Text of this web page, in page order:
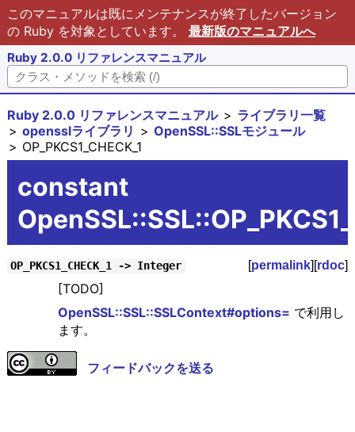
このマニュアルは既にメンテナンスが終了したバージョン
の Ruby を対象としています。 最新版のマニュアルへ
Ruby 2.0.0 リファレンスマニュアル
Ruby 2.0.0 リファレンスマニュアル
ライブラリ一覧
opensslライブラリ
OpenSSL::SSLモジュール
OP_PKCS1_CHECK_1
constant
OP_PKCS1_CHECK_1 -> Integer [permalink][rdoc]
[TODO]
OpenSSL::SSL::SSLContext#options= で利用し
ます。
フィードバックを送る